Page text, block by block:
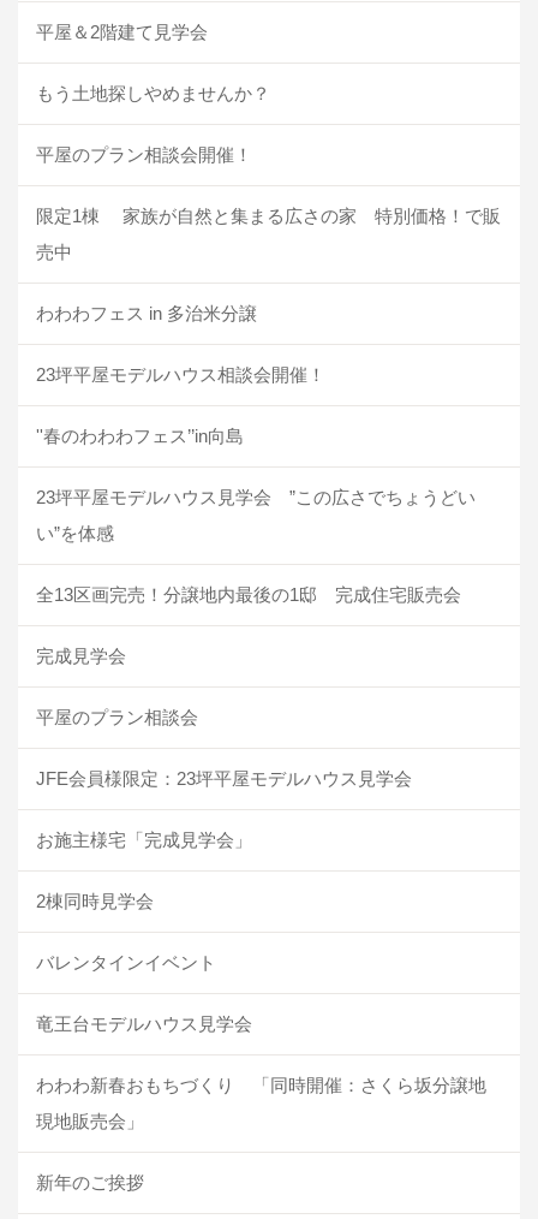
平屋＆2階建て見学会
もう土地探しやめませんか？
平屋のプラン相談会開催！
限定1棟 家族が自然と集まる広さの家 特別価格！で販
売中
わわわフェス in 多治米分譲
23坪平屋モデルハウス相談会開催！
''春のわわわフェス’’in向島
23坪平屋モデルハウス見学会 ”この広さでちょうどい
い”を体感
全13区画完売！分譲地内最後の1邸 完成住宅販売会
完成見学会
平屋のプラン相談会
JFE会員様限定：23坪平屋モデルハウス見学会
お施主様宅「完成見学会」
2棟同時見学会
バレンタインイベント
竜王台モデルハウス見学会
わわわ新春おもちづくり 「同時開催：さくら坂分譲地
現地販売会」
新年のご挨拶